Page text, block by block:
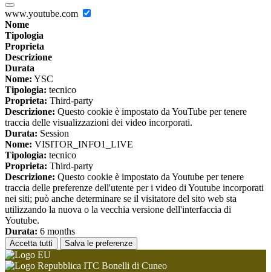
www.youtube.com
Nome
Tipologia
Proprieta
Descrizione
Durata
Nome: YSC
Tipologia: tecnico
Proprieta: Third-party
Descrizione: Questo cookie è impostato da YouTube per tenere
traccia delle visualizzazioni dei video incorporati.
Durata: Session
Nome: VISITOR_INFO1_LIVE
Tipologia: tecnico
Proprieta: Third-party
Descrizione: Questo cookie è impostato da Youtube per tenere
traccia delle preferenze dell'utente per i video di Youtube incorporati
nei siti; può anche determinare se il visitatore del sito web sta
utilizzando la nuova o la vecchia versione dell'interfaccia di
Youtube.
Durata: 6 months
Accetta tutti Salva le preferenze
ITC Bonelli di Cuneo